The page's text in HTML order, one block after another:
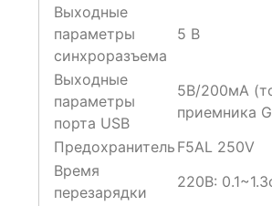
Выходные
параметры
синхроразъема
5 В
Выходные
параметры
порта USB
5В/200мА
приемника
Предохранитель F5AL 250V
Время
перезарядки
220В: